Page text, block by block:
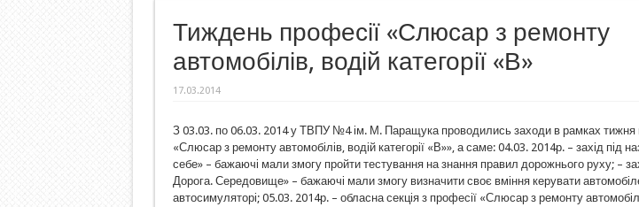
Тиждень професії «Слюсар з ремонту
автомобілів, водій категорії «В»
17.03.2014
З 03.03. по 06.03. 2014 у ТВПУ №4 ім. М. Паращука проводились заходи в рамках тижня
«Слюсар з ремонту автомобілів, водій категорії «В»», а саме: 04.03. 2014р. – захід під
себе» – бажаючі мали змогу пройти тестування на знання правил дорожнього руху; –
Дорога. Середовище» – бажаючі мали змогу визначити своє вміння керувати
автосимуляторі; 05.03. 2014р. – обласна секція з професії «Слюсар з ремонту